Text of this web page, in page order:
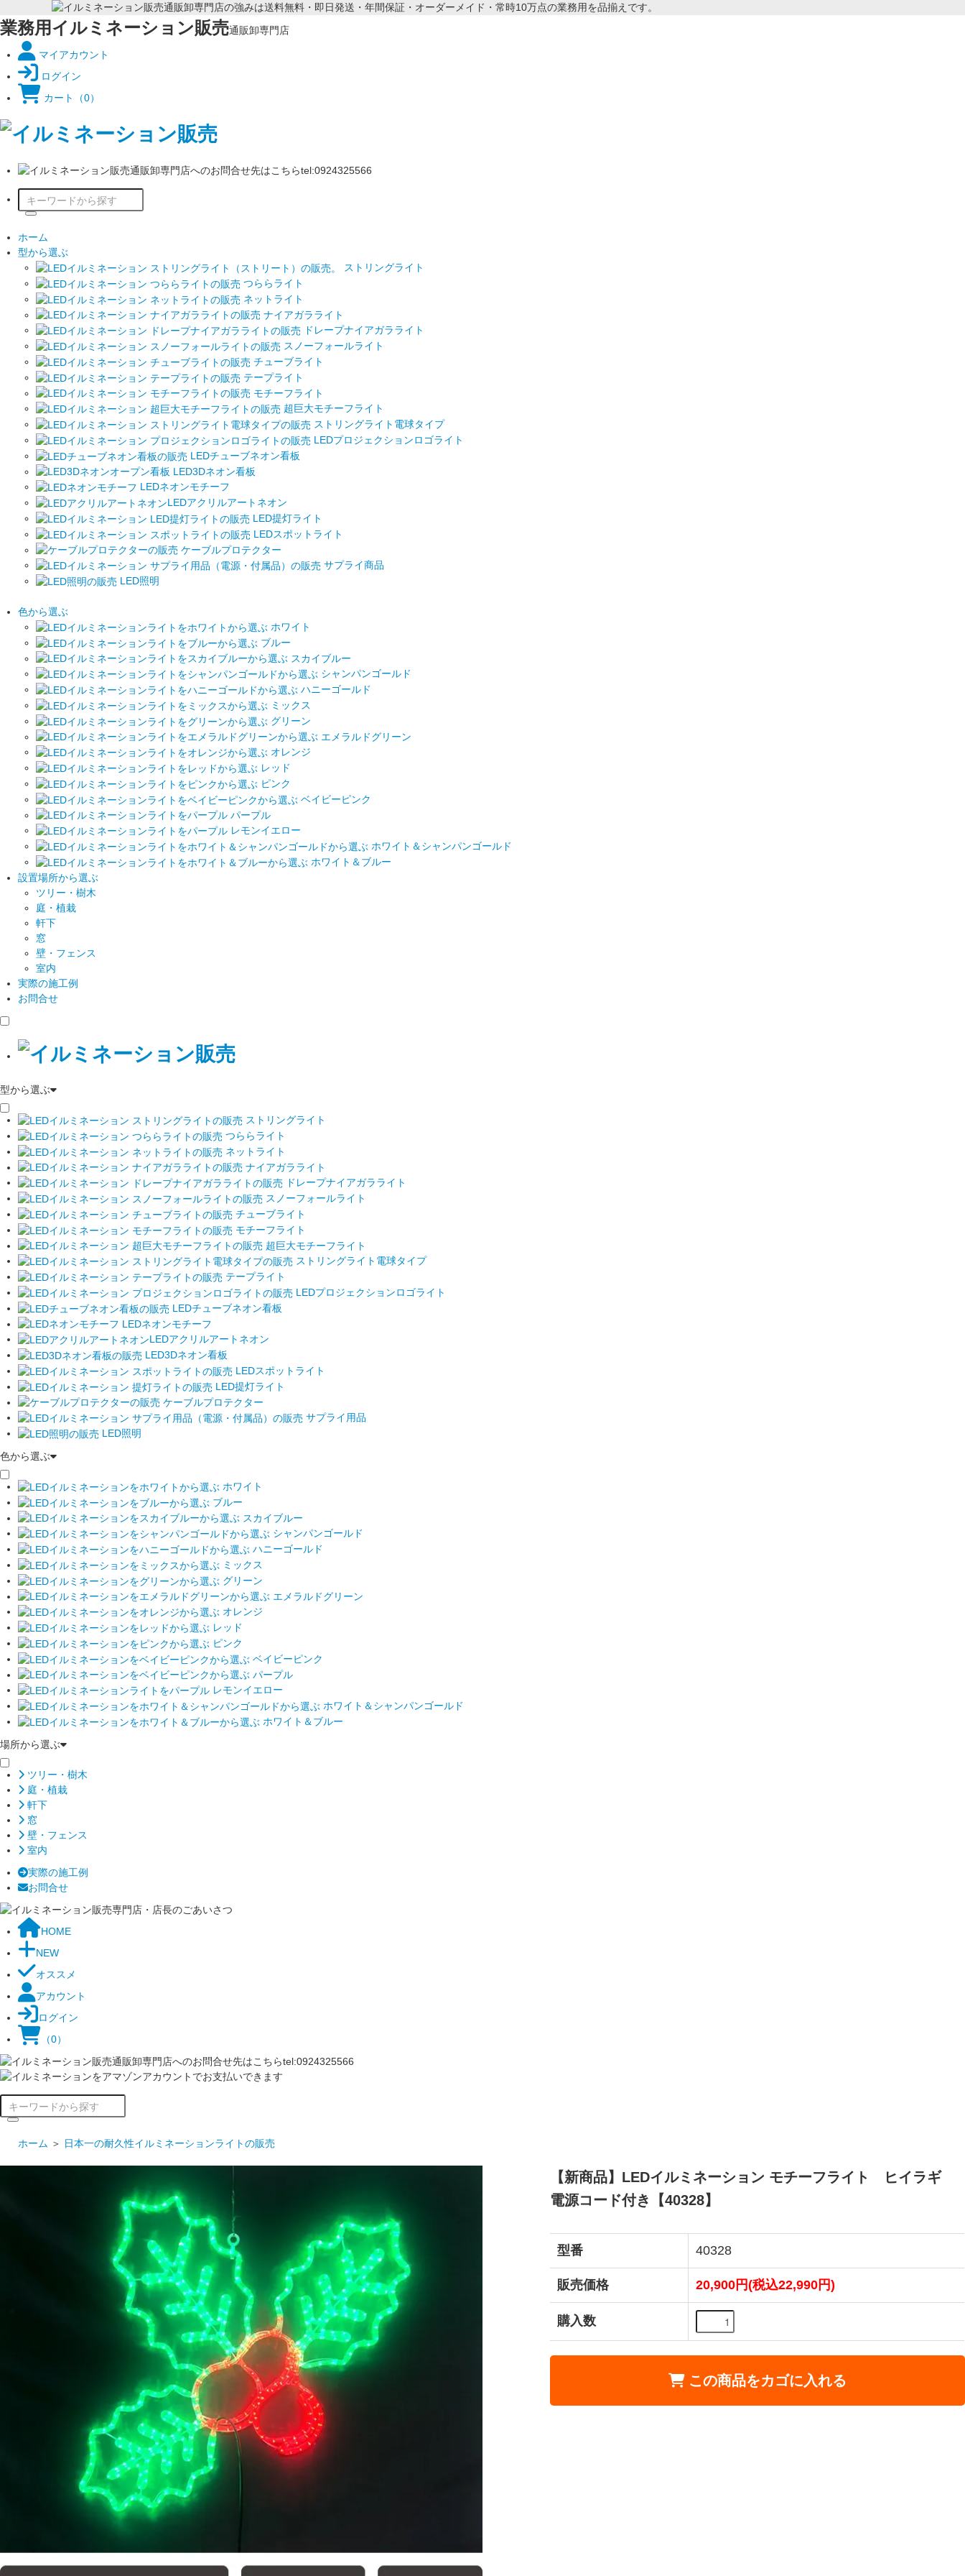
業務用イルミネーション販売通販卸専門店
マイアカウント
ログイン
カート
（0）
ホーム
型から選ぶ
ストリングライト
つららライト
ネットライト
ナイアガラライト
ドレープナイアガラライト
スノーフォールライト
チューブライト
テープライト
モチーフライト
超巨大モチーフライト
ストリングライト電球タイプ
LEDプロジェクションロゴライト
LEDチューブネオン看板
LED3Dネオン看板
LEDネオンモチーフ
LEDアクリルアートネオン
LED提灯ライト
LEDスポットライト
ケーブルプロテクター
サプライ商品
LED照明
色から選ぶ
ホワイト
ブルー
スカイブルー
シャンパンゴールド
ハニーゴールド
ミックス
グリーン
エメラルドグリーン
オレンジ
レッド
ピンク
ベイビーピンク
パープル
レモンイエロー
ホワイト＆シャンパンゴールド
ホワイト＆ブルー
設置場所から選ぶ
ツリー・樹木
庭・植栽
軒下
窓
壁・フェンス
室内
実際の施工例
お問合せ
型から選ぶ
ストリングライト
つららライト
ネットライト
ナイアガラライト
ドレープナイアガラライト
スノーフォールライト
チューブライト
モチーフライト
超巨大モチーフライト
ストリングライト電球タイプ
テープライト
LEDプロジェクションロゴライト
LEDチューブネオン看板
LEDネオンモチーフ
LEDアクリルアートネオン
LED3Dネオン看板
LEDスポットライト
LED提灯ライト
ケーブルプロテクター
サプライ用品
LED照明
色から選ぶ
ホワイト
ブルー
スカイブルー
シャンパンゴールド
ハニーゴールド
ミックス
グリーン
エメラルドグリーン
オレンジ
レッド
ピンク
ベイビーピンク
パープル
レモンイエロー
ホワイト＆シャンパンゴールド
ホワイト＆ブルー
場所から選ぶ
ツリー・樹木
庭・植栽
軒下
窓
壁・フェンス
室内
実際の施工例
お問合せ
HOME
NEW
オススメ
アカウント
ログイン
（0）
ホーム ＞ 日本一の耐久性イルミネーションライトの販売
【新商品】LEDイルミネーション モチーフライト ヒイラギ
電源コード付き【40328】
型番 40328
販売価格 20,900円(税込22,990円)
購入数